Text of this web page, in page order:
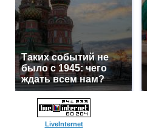
Таких событий не
было с 1945: чего
ждать всем нам?
LiveInternet